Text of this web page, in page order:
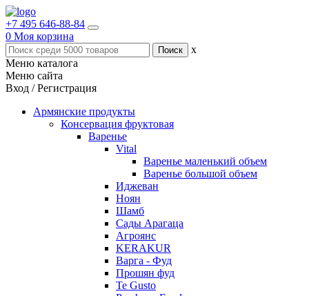
+7 495 646-88-84
0 Моя корзина
x
Меню каталога
Меню сайта
Вход / Регистрация
Армянские продукты
Консервация фруктовая
Варенье
Vital
Варенье маленький объем
Варенье большой объем
Иджеван
Ноян
Шамб
Сады Арагаца
Агроянс
KERAKUR
Варга - Фуд
Прошян фуд
Te Gusto